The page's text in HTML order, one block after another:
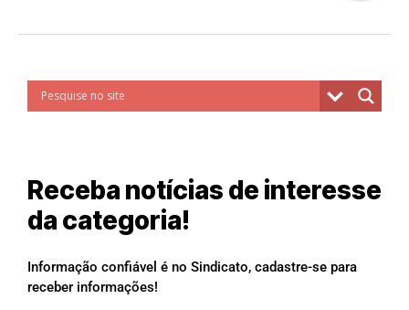
Receba notícias de interesse
da categoria!
Informação confiável é no Sindicato, cadastre-se para
receber informações!